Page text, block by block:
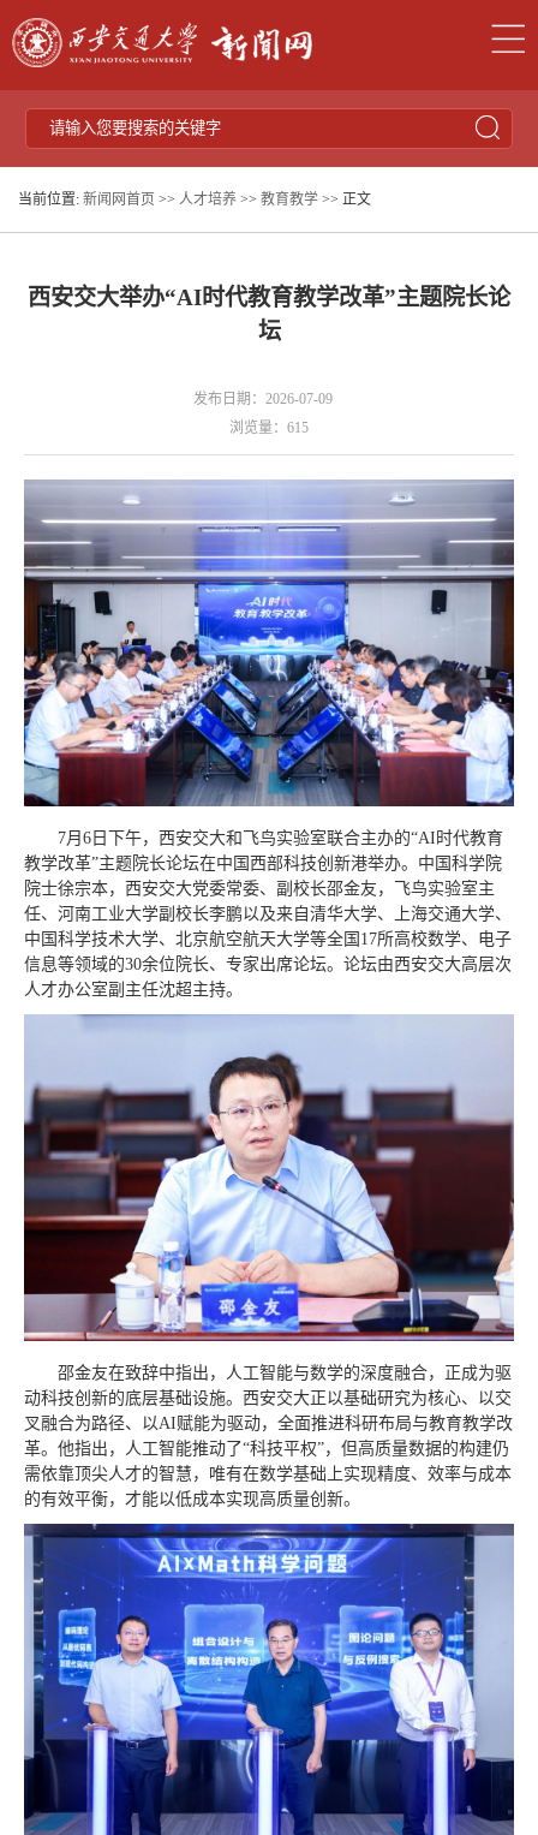
当前位置: 新闻网首页 >> 人才培养 >> 教育教学 >> 正文
西安交大举办“AI时代教育教学改革”主题院长论
坛
发布日期：2026-07-09
浏览量： 615
7月6日下午，西安交大和飞鸟实验室联合主办的“AI时代教育
教学改革”主题院长论坛在中国西部科技创新港举办。中国科学院
院士徐宗本，西安交大党委常委、副校长邵金友，飞鸟实验室主
任、河南工业大学副校长李鹏以及来自清华大学、上海交通大学、
中国科学技术大学、北京航空航天大学等全国17所高校数学、电子
信息等领域的30余位院长、专家出席论坛。论坛由西安交大高层次
人才办公室副主任沈超主持。
邵金友在致辞中指出，人工智能与数学的深度融合，正成为驱
动科技创新的底层基础设施。西安交大正以基础研究为核心、以交
叉融合为路径、以AI赋能为驱动，全面推进科研布局与教育教学改
革。他指出，人工智能推动了“科技平权”，但高质量数据的构建仍
需依靠顶尖人才的智慧，唯有在数学基础上实现精度、效率与成本
的有效平衡，才能以低成本实现高质量创新。